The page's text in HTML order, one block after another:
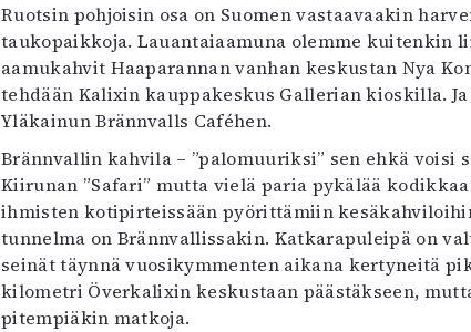
Ruotsin pohjoisin osa on Suomen vastaavaakin
taukopaikkoja. Lauantaiaamuna olemme kuitenkin
aamukahvit Haaparannan vanhan keskustan Nya
tehdään Kalixin kauppakeskus Gallerian kioskilla.
Yläkainun Brännvalls Caféhen.
Brännvallin kahvila – ”palomuuriksi” sen ehkä voisi
Kiirunan ”Safari” mutta vielä paria pykälää
ihmisten kotipirteissään pyörittämiin
tunnelma on Brännvallissakin. Katkarapuleipä on
seinät täynnä vuosikymmenten aikana kertyneitä
kilometri Överkalixin keskustaan päästäkseen,
pitempiäkin matkoja.